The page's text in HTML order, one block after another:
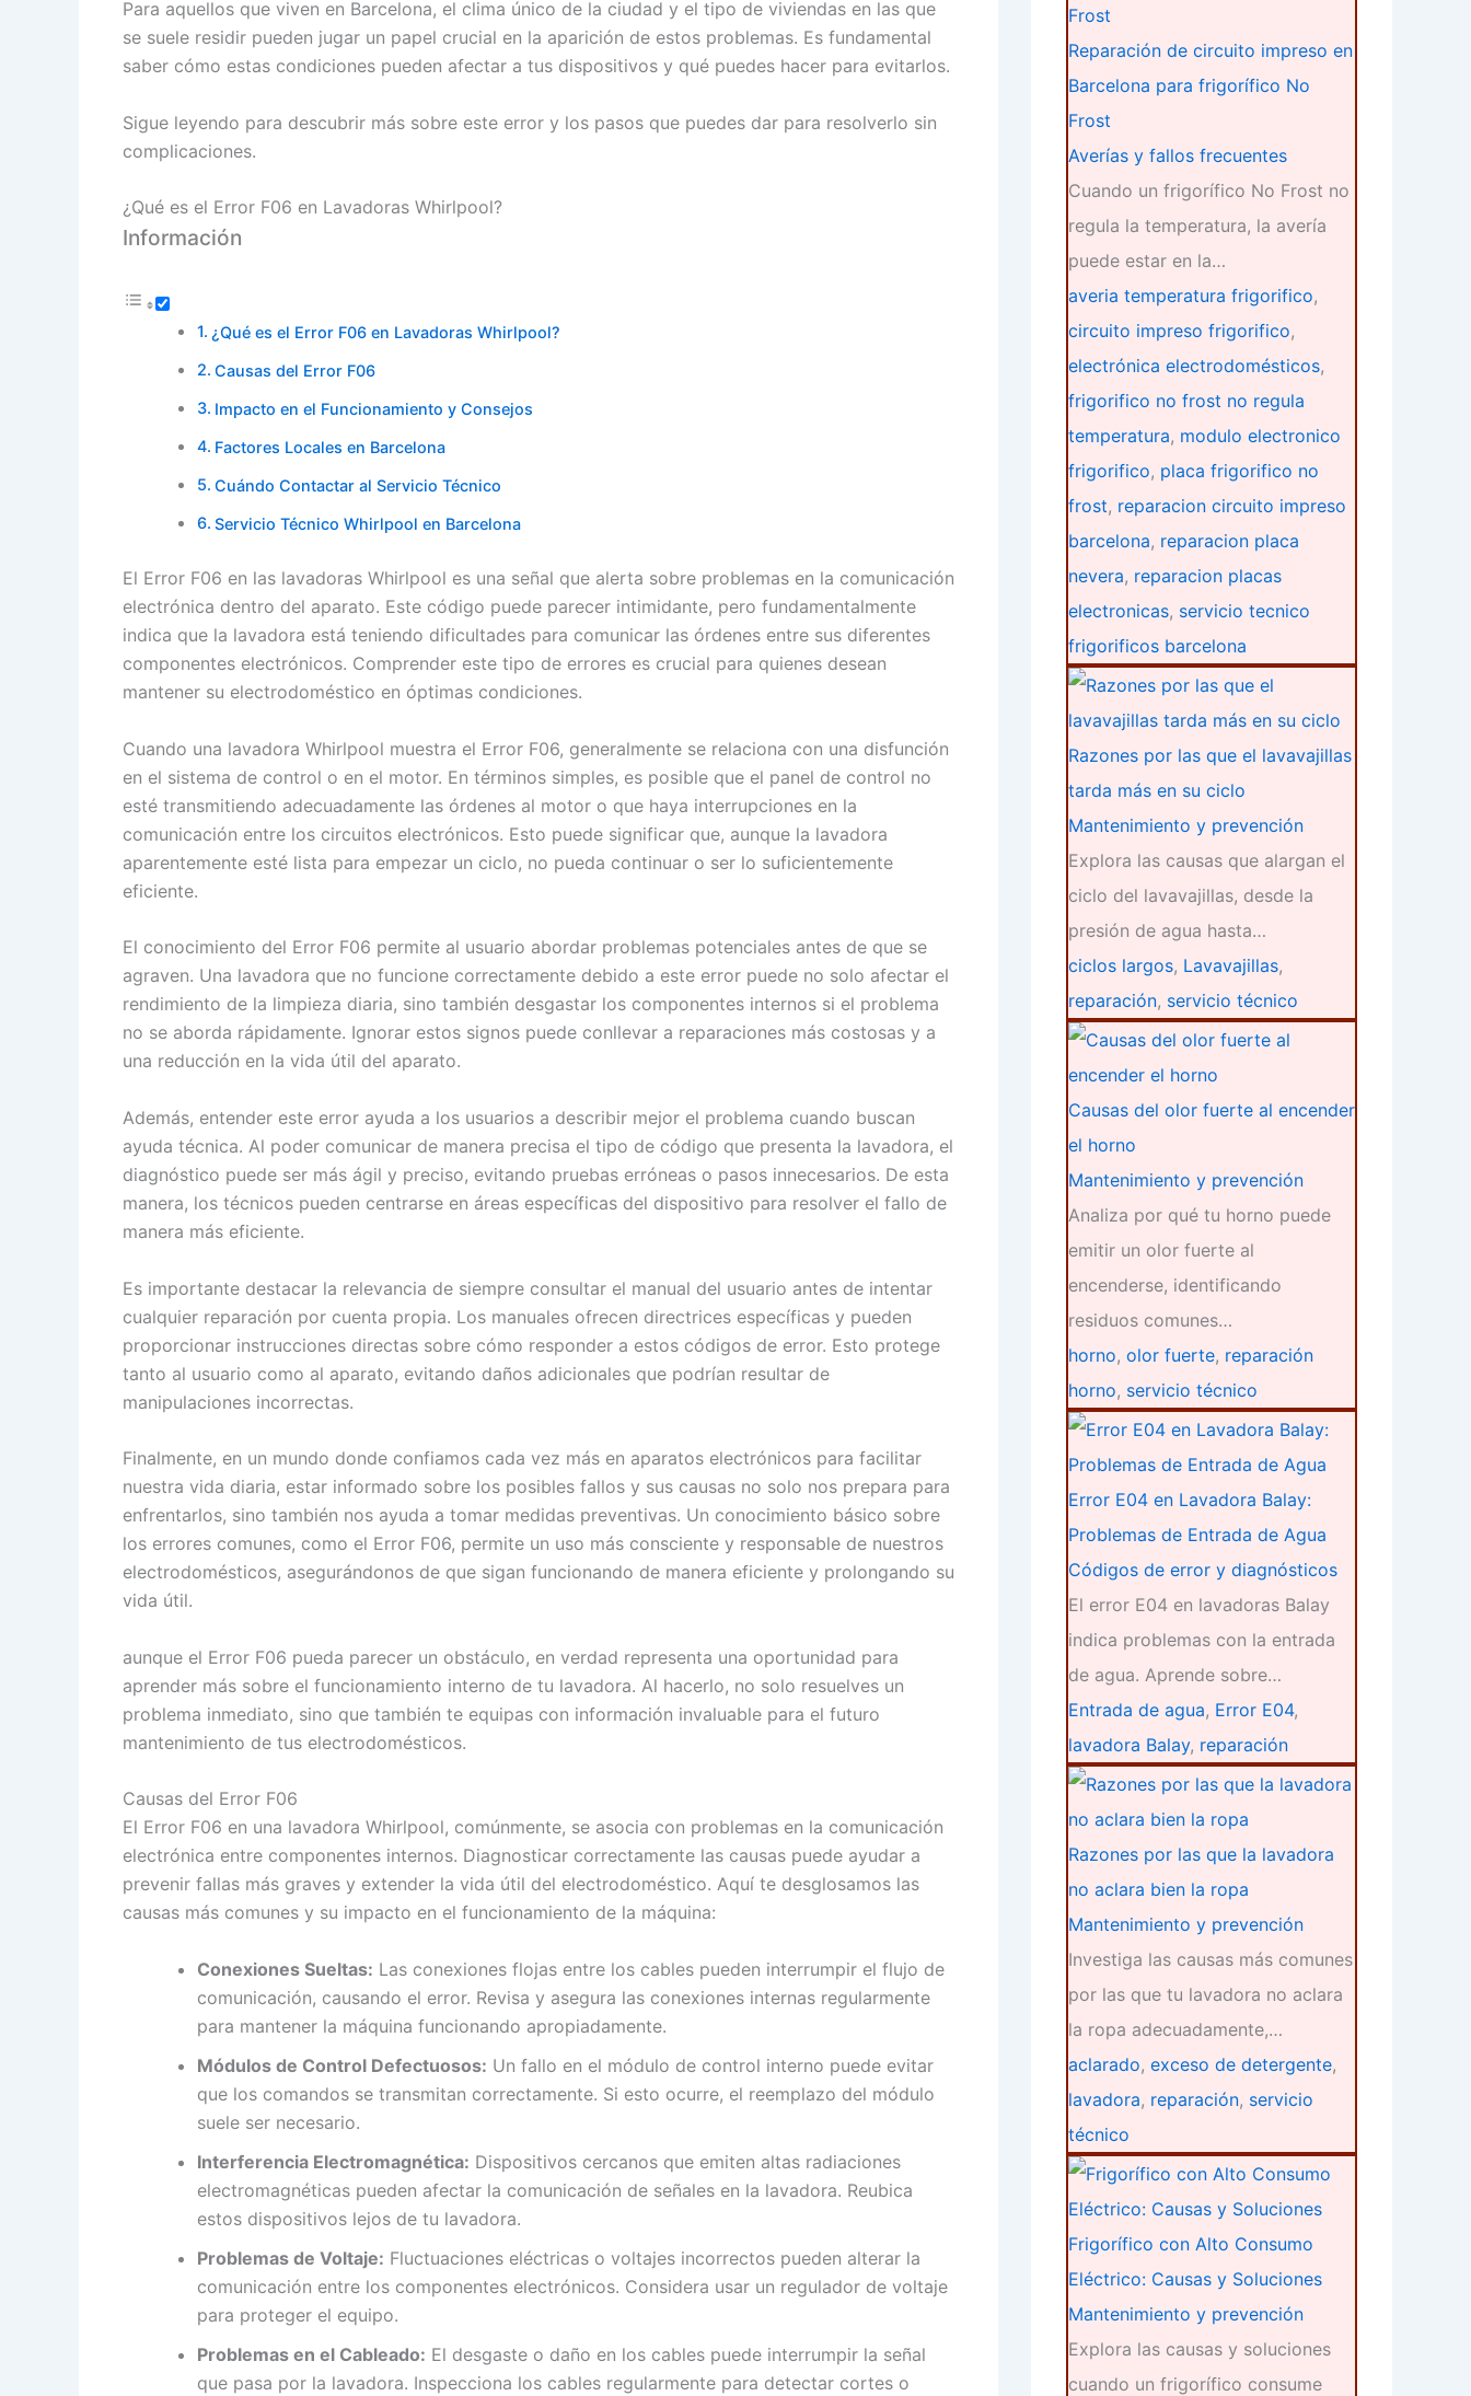
Para aquellos que viven en Barcelona, el clima único de la ciudad y el tipo de viviendas en las que
se suele residir pueden jugar un papel crucial en la aparición de estos problemas. Es fundamental
saber cómo estas condiciones pueden afectar a tus dispositivos y qué puedes hacer para evitarlos.
Sigue leyendo para descubrir más sobre este error y los pasos que puedes dar para resolverlo sin
complicaciones.
¿Qué es el Error F06 en Lavadoras Whirlpool?
Información
¿Qué es el Error F06 en Lavadoras Whirlpool?
Causas del Error F06
Impacto en el Funcionamiento y Consejos
Factores Locales en Barcelona
Cuándo Contactar al Servicio Técnico
Servicio Técnico Whirlpool en Barcelona
El Error F06 en las lavadoras Whirlpool es una señal que alerta sobre problemas en la comunicación
electrónica dentro del aparato. Este código puede parecer intimidante, pero fundamentalmente
indica que la lavadora está teniendo dificultades para comunicar las órdenes entre sus diferentes
componentes electrónicos. Comprender este tipo de errores es crucial para quienes desean
mantener su electrodoméstico en óptimas condiciones.
Cuando una lavadora Whirlpool muestra el Error F06, generalmente se relaciona con una disfunción
en el sistema de control o en el motor. En términos simples, es posible que el panel de control no
esté transmitiendo adecuadamente las órdenes al motor o que haya interrupciones en la
comunicación entre los circuitos electrónicos. Esto puede significar que, aunque la lavadora
aparentemente esté lista para empezar un ciclo, no pueda continuar o ser lo suficientemente
eficiente.
El conocimiento del Error F06 permite al usuario abordar problemas potenciales antes de que se
agraven. Una lavadora que no funcione correctamente debido a este error puede no solo afectar el
rendimiento de la limpieza diaria, sino también desgastar los componentes internos si el problema
no se aborda rápidamente. Ignorar estos signos puede conllevar a reparaciones más costosas y a
una reducción en la vida útil del aparato.
Además, entender este error ayuda a los usuarios a describir mejor el problema cuando buscan
ayuda técnica. Al poder comunicar de manera precisa el tipo de código que presenta la lavadora, el
diagnóstico puede ser más ágil y preciso, evitando pruebas erróneas o pasos innecesarios. De esta
manera, los técnicos pueden centrarse en áreas específicas del dispositivo para resolver el fallo de
manera más eficiente.
Es importante destacar la relevancia de siempre consultar el manual del usuario antes de intentar
cualquier reparación por cuenta propia. Los manuales ofrecen directrices específicas y pueden
proporcionar instrucciones directas sobre cómo responder a estos códigos de error. Esto protege
tanto al usuario como al aparato, evitando daños adicionales que podrían resultar de
manipulaciones incorrectas.
Finalmente, en un mundo donde confiamos cada vez más en aparatos electrónicos para facilitar
nuestra vida diaria, estar informado sobre los posibles fallos y sus causas no solo nos prepara para
enfrentarlos, sino también nos ayuda a tomar medidas preventivas. Un conocimiento básico sobre
los errores comunes, como el Error F06, permite un uso más consciente y responsable de nuestros
electrodomésticos, asegurándonos de que sigan funcionando de manera eficiente y prolongando su
vida útil.
aunque el Error F06 pueda parecer un obstáculo, en verdad representa una oportunidad para
aprender más sobre el funcionamiento interno de tu lavadora. Al hacerlo, no solo resuelves un
problema inmediato, sino que también te equipas con información invaluable para el futuro
mantenimiento de tus electrodomésticos.
Causas del Error F06
El Error F06 en una lavadora Whirlpool, comúnmente, se asocia con problemas en la comunicación
electrónica entre componentes internos. Diagnosticar correctamente las causas puede ayudar a
prevenir fallas más graves y extender la vida útil del electrodoméstico. Aquí te desglosamos las
causas más comunes y su impacto en el funcionamiento de la máquina:
Conexiones Sueltas: Las conexiones flojas entre los cables pueden interrumpir el flujo de
comunicación, causando el error. Revisa y asegura las conexiones internas regularmente
para mantener la máquina funcionando apropiadamente.
Módulos de Control Defectuosos: Un fallo en el módulo de control interno puede evitar
que los comandos se transmitan correctamente. Si esto ocurre, el reemplazo del módulo
suele ser necesario.
Interferencia Electromagnética: Dispositivos cercanos que emiten altas radiaciones
electromagnéticas pueden afectar la comunicación de señales en la lavadora. Reubica
estos dispositivos lejos de tu lavadora.
Problemas de Voltaje: Fluctuaciones eléctricas o voltajes incorrectos pueden alterar la
comunicación entre los componentes electrónicos. Considera usar un regulador de voltaje
para proteger el equipo.
Problemas en el Cableado: El desgaste o daño en los cables puede interrumpir la señal
que pasa por la lavadora. Inspecciona los cables regularmente para detectar cortes o
Reparación de circuito impreso en
Barcelona para frigorífico No
Frost
Averías y fallos frecuentes
Cuando un frigorífico No Frost no
regula la temperatura, la avería
puede estar en la…
averia temperatura frigorifico,
circuito impreso frigorifico,
electrónica electrodomésticos,
frigorifico no frost no regula
temperatura, modulo electronico
frigorifico, placa frigorifico no
frost, reparacion circuito impreso
barcelona, reparacion placa
nevera, reparacion placas
electronicas, servicio tecnico
frigorificos barcelona
Razones por las que el lavavajillas
tarda más en su ciclo
Mantenimiento y prevención
Explora las causas que alargan el
ciclo del lavavajillas, desde la
presión de agua hasta…
ciclos largos, Lavavajillas,
reparación, servicio técnico
Causas del olor fuerte al encender
el horno
Mantenimiento y prevención
Analiza por qué tu horno puede
emitir un olor fuerte al
encenderse, identificando
residuos comunes…
horno, olor fuerte, reparación
horno, servicio técnico
Error E04 en Lavadora Balay:
Problemas de Entrada de Agua
Códigos de error y diagnósticos
El error E04 en lavadoras Balay
indica problemas con la entrada
de agua. Aprende sobre…
Entrada de agua, Error E04,
lavadora Balay, reparación
Razones por las que la lavadora
no aclara bien la ropa
Mantenimiento y prevención
Investiga las causas más comunes
por las que tu lavadora no aclara
la ropa adecuadamente,…
aclarado, exceso de detergente,
lavadora, reparación, servicio
técnico
Frigorífico con Alto Consumo
Eléctrico: Causas y Soluciones
Mantenimiento y prevención
Explora las causas y soluciones
cuando un frigorífico consume